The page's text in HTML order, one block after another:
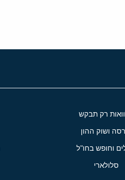
רק תבקש
ושוק ההון
וחופש בחו"ל
סלולארי